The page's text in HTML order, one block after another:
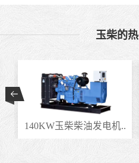
玉柴的
140KW玉柴柴油发电机..